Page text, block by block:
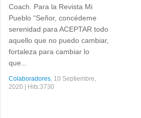
Coach. Para la Revista Mi
Pueblo “Señor, concédeme
serenidad para ACEPTAR todo
aquello que no puedo cambiar,
fortaleza para cambiar lo
que...
Colaboradores, 10 Septiembre,
2020 | Hits:3730